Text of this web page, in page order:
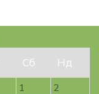
Сб Нд
1
2